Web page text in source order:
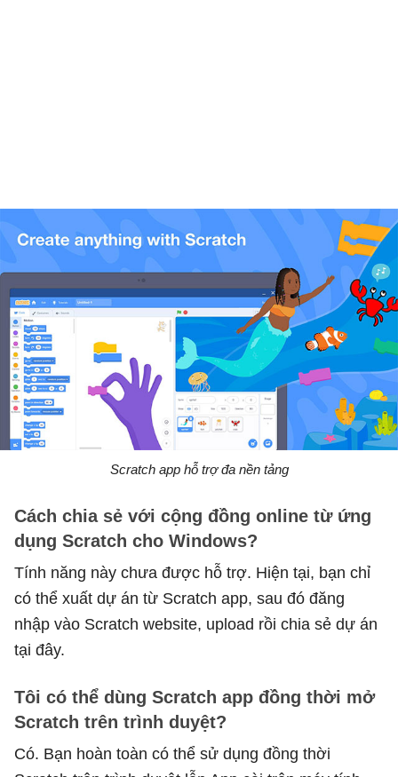
Scratch app hỗ trợ đa nền tảng
Cách chia sẻ với cộng đồng online từ ứng
dụng Scratch cho Windows?
Tính năng này chưa được hỗ trợ. Hiện tại, bạn chỉ
có thể xuất dự án từ Scratch app, sau đó đăng
nhập vào Scratch website, upload rồi chia sẻ dự án
tại đây.
Tôi có thể dùng Scratch app đồng thời mở
Scratch trên trình duyệt?
Có. Bạn hoàn toàn có thể sử dụng đồng thời